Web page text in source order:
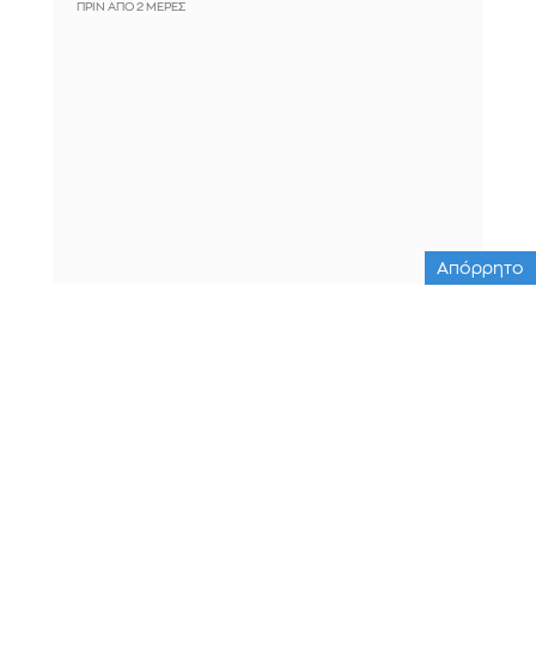
ΠΡΙΝ ΑΠΌ 2 ΜΈΡΕΣ
Απόρρητο